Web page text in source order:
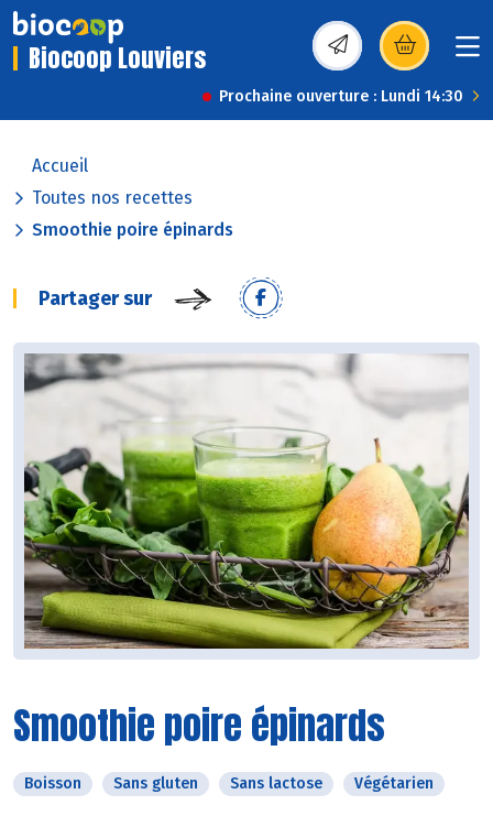
Biocoop Louviers (s’ouvre dans une
Prochaine ouverture : Lundi 14:30
Accueil
Toutes nos recettes
Smoothie poire épinards
Partager sur
Smoothie poire épinards
Boisson Sans gluten Sans lactose Végétarien